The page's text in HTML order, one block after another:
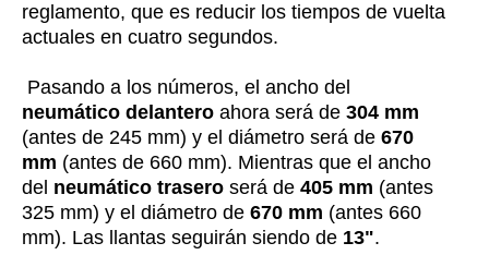
reglamento, que es reducir los tiempos de vuelta
actuales en cuatro segundos.
Pasando a los números, el ancho del
neumático delantero ahora será de 304 mm
(antes de 245 mm) y el diámetro será de 670
mm (antes de 660 mm). Mientras que el ancho
del neumático trasero será de 405 mm (antes
325 mm) y el diámetro de 670 mm (antes 660
mm). Las llantas seguirán siendo de 13".